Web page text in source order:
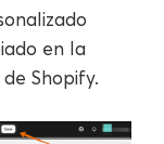
en la
Shopify.